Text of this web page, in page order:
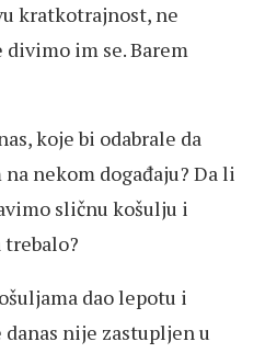
kratkotrajnost, ne
divimo im se. Barem
koje bi odabrale da
nekom događaju? Da li
sličnu košulju i
dao lepotu i
nije zastupljen u